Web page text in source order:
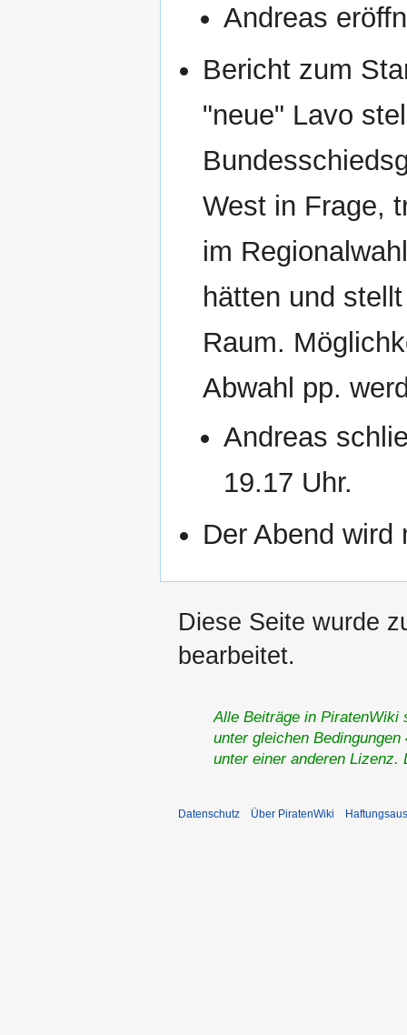
Andreas
Bericht zum
"neue" Lavo
West in Frage,
im
hätten und
Raum.
Abwahl pp.
Andreas
19.17 Uhr.
Der Abend
Diese Seite wurde
bearbeitet.
Alle Beiträge in PiratenWiki
unter gleichen
unter einer anderen
Datenschutz Über PiratenWiki